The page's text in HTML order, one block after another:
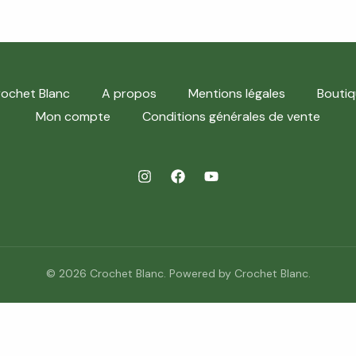
Blanc A propos Mentions légales
Mon compte
Conditions générales de vente
© 2026 Crochet Blanc. Powered by Crochet Blanc.